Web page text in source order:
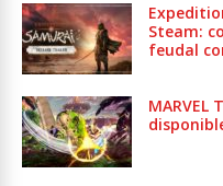
Steam:
feudal
MARVEL